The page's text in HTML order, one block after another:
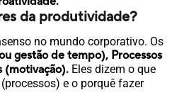
da produtividade?
no mundo corporativo. Os
gestão de tempo), Processos
(motivação). Eles dizem o que
e o porquê fazer